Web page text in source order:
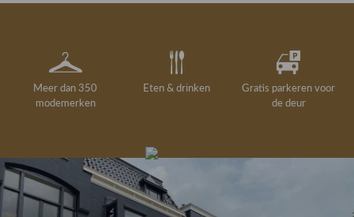
Meer dan 350
modemerken
Eten & drinken
Gratis parkeren voor
de deur
drankje
Gratis retourneren in
de winkel
Deskundig
kledingadvies